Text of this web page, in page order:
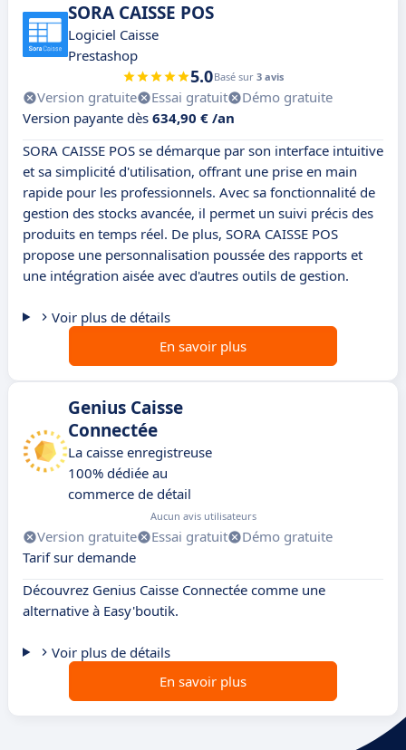
SORA CAISSE POS
Logiciel Caisse
Prestashop
5.0Basé sur 3 avis
Version gratuite Essai gratuit
Démo gratuite
Version payante dès 634,90 € /an
SORA CAISSE POS se démarque par son interface intuitive
et sa simplicité d'utilisation, offrant une prise en main
rapide pour les professionnels. Avec sa fonctionnalité de
gestion des stocks avancée, il permet un suivi précis des
produits en temps réel. De plus, SORA CAISSE POS
propose une personnalisation poussée des rapports et
une intégration aisée avec d'autres outils de gestion.
Voir plus de détails
En savoir plus
Genius Caisse
Connectée
La caisse enregistreuse
100% dédiée au
commerce de détail
Aucun avis utilisateurs
Version gratuite Essai gratuit
Démo gratuite
Tarif sur demande
Découvrez Genius Caisse Connectée comme une
alternative à Easy'boutik.
Voir plus de détails
En savoir plus